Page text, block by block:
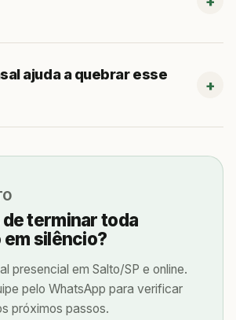
ajuda a quebrar esse
terminar toda
silêncio?
presencial em Salto/SP e online.
pelo WhatsApp para verificar
próximos passos.